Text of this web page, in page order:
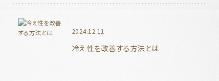
2024.12.11
冷え性を改善する方法とは